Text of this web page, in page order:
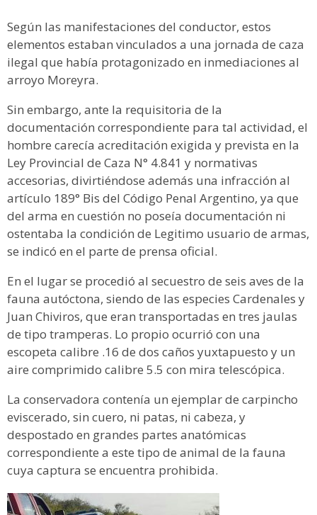
Según las manifestaciones del conductor, estos
elementos estaban vinculados a una jornada de caza
ilegal que había protagonizado en inmediaciones al
arroyo Moreyra.
Sin embargo, ante la requisitoria de la
documentación correspondiente para tal actividad, el
hombre carecía acreditación exigida y prevista en la
Ley Provincial de Caza N° 4.841 y normativas
accesorias, divirtiéndose además una infracción al
artículo 189° Bis del Código Penal Argentino, ya que
del arma en cuestión no poseía documentación ni
ostentaba la condición de Legitimo usuario de armas,
se indicó en el parte de prensa oficial.
En el lugar se procedió al secuestro de seis aves de la
fauna autóctona, siendo de las especies Cardenales y
Juan Chiviros, que eran transportadas en tres jaulas
de tipo tramperas. Lo propio ocurrió con una
escopeta calibre .16 de dos caños yuxtapuesto y un
aire comprimido calibre 5.5 con mira telescópica.
La conservadora contenía un ejemplar de carpincho
eviscerado, sin cuero, ni patas, ni cabeza, y
despostado en grandes partes anatómicas
correspondiente a este tipo de animal de la fauna
cuya captura se encuentra prohibida.